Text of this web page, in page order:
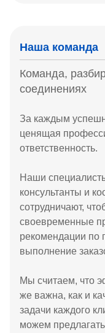
Наша команда
Команда,
соединениях
За каждым
ценящая
ответственность.
Наши
консультанты и
сотрудничают,
своевременные
рекомендации по
выполнение
Мы считаем, что
же важна, как и
задачи каждого
можем